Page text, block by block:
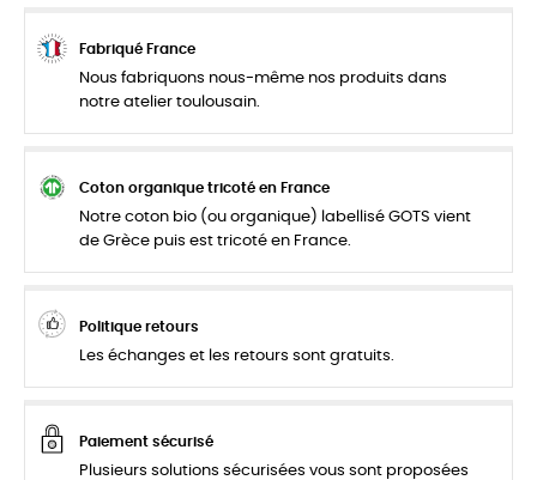
Fabriqué France
Nous fabriquons nous-même nos produits dans
notre atelier toulousain.
Coton organique tricoté en France
Notre coton bio (ou organique) labellisé GOTS vient
de Grèce puis est tricoté en France.
Politique retours
Les échanges et les retours sont gratuits.
Paiement sécurisé
Plusieurs solutions sécurisées vous sont proposées